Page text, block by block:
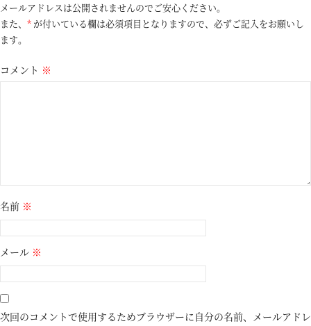
メールアドレスは公開されませんのでご安心ください。
また、 * が付いている欄は必須項目となりますので、必ずご記入をお願いし
ます。
コメント ※
名前 ※
メール ※
次回のコメントで使用するためブラウザーに自分の名前、メールアドレ